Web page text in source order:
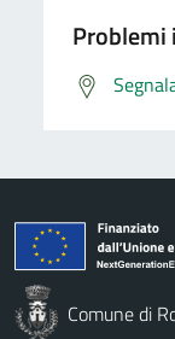
Problemi
Comune di